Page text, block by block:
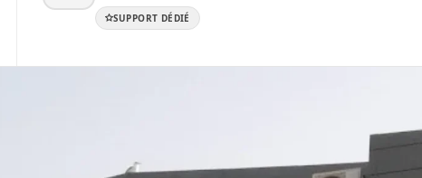
SUPPORT DÉDIÉ